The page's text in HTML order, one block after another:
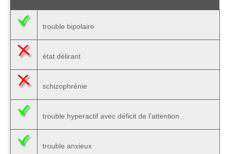
trouble bipolaire
état délirant
schizophrénie
trouble hyperactif avec déficit de l’attention
trouble anxieux